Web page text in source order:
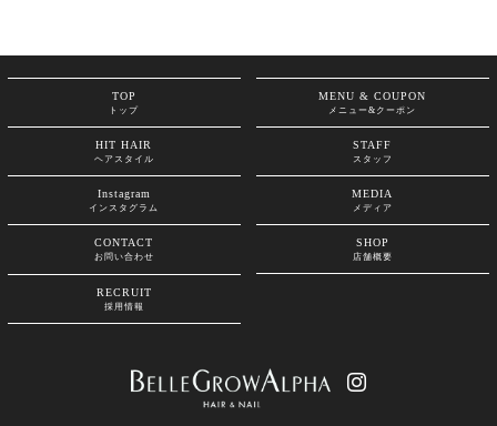
TOP
トップ
MENU & COUPON
メニュー&クーポン
HIT HAIR
ヘアスタイル
STAFF
スタッフ
Instagram
インスタグラム
MEDIA
メディア
CONTACT
お問い合わせ
SHOP
店舗概要
RECRUIT
採用情報
